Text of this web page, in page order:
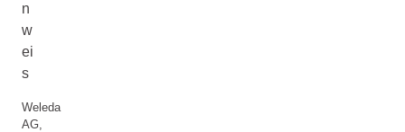
n
w
ei
s
Weleda
AG,